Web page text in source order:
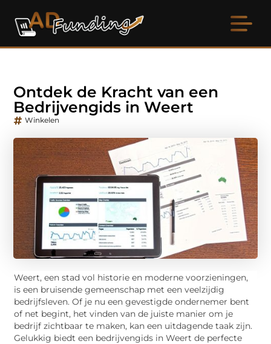
Ontdek de Kracht van een
Bedrijvengids in Weert
Winkelen
Weert, een stad vol historie en moderne voorzieningen,
is een bruisende gemeenschap met een veelzijdig
bedrijfsleven. Of je nu een gevestigde ondernemer bent
of net begint, het vinden van de juiste manier om je
bedrijf zichtbaar te maken, kan een uitdagende taak zijn.
Gelukkig biedt een bedrijvengids in Weert de perfecte